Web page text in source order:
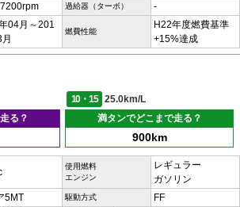
過給器（ターボ） -
04月～201
燃費性能
H22年度燃費基準
+15%達成
10・15
25.0km/L
る？
満タンでどこまで走る？
900km
使用燃料
エンジン
レギュラー
ガソリン
5MT 駆動方式 FF